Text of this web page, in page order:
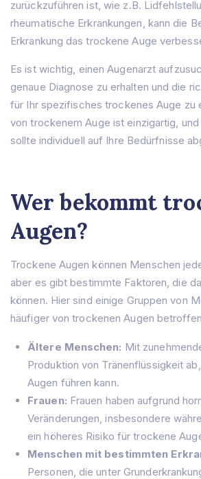
zurückzuführen ist, wie z.B.
rheumatische Erkrankungen, kann die
Erkrankung das trockene Auge
Es ist wichtig, einen Augenarzt
genaue Diagnose zu erhalten und die
für Ihr spezifisches trockenes Auge zu
von trockenem Auge ist einzigartig, und
sollte individuell auf Ihre Bedürfnisse
Wer bekommt
Augen?
Trockene Augen können Menschen
aber es gibt bestimmte Faktoren, die
können. Hier sind einige Gruppen von
häufiger von trockenen Augen
Ältere Menschen: Mit
Produktion von Tränenflüssigkeit
Augen führen kann.
Frauen: Frauen haben aufgrund
Veränderungen, insbesondere
ein höheres Risiko für trockene
Menschen mit bestimmten
Personen, die unter